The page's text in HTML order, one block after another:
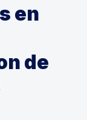
en
de